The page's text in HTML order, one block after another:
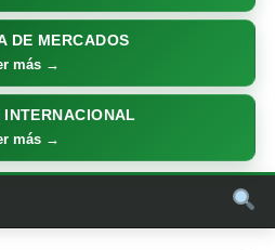
DE MERCADOS
más →
INTERNACIONAL
más →